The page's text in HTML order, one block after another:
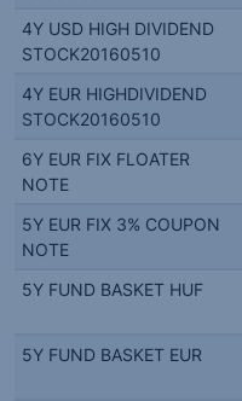
4Y USD HIGH DIVIDEND
STOCK20160510
4Y EUR HIGHDIVIDEND
STOCK20160510
6Y EUR FIX FLOATER
NOTE
5Y EUR FIX 3% COUPON
NOTE
5Y FUND BASKET HUF
5Y FUND BASKET EUR